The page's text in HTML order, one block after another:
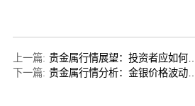
上一篇:
贵金属行情展望：投资者应如何
下一篇:
贵金属行情分析：金银价